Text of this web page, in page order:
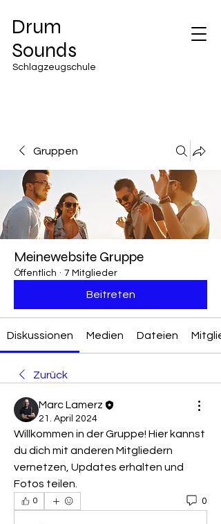
Drum
Sounds
Schlagzeugschule
Gruppen
Meinewebsite Gruppe
Öffentlich · 7 Mitglieder
Beitreten
Diskussionen Medien Dateien
Zurück
Marc Lamerz
21. April 2024
Willkommen in der Gruppe! Hier kannst
du dich mit anderen Mitgliedern
vernetzen, Updates erhalten und
Fotos teilen.
0 0